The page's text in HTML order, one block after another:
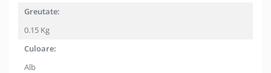
Greutate:
0.15 Kg
Culoare:
Alb